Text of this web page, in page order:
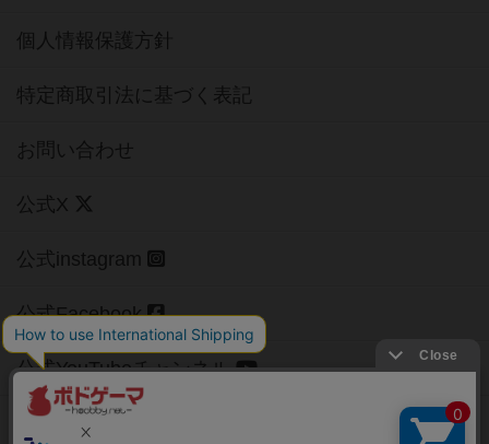
個人情報保護方針
特定商取引法に基づく表記
お問い合わせ
公式X
公式instagram
公式Facebook
公式YouTubeチャンネル